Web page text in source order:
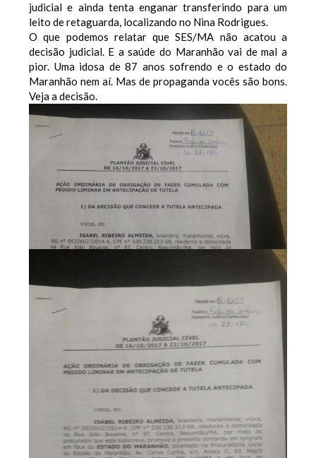
judicial e ainda tenta enganar transferindo para um
leito de retaguarda, localizando no Nina Rodrigues.
O que podemos relatar que SES/MA não acatou a
decisão judicial. E a saúde do Maranhão vai de mal a
pior. Uma idosa de 87 anos sofrendo e o estado do
Maranhão nem aí. Mas de propaganda vocês são bons.
Veja a decisão.